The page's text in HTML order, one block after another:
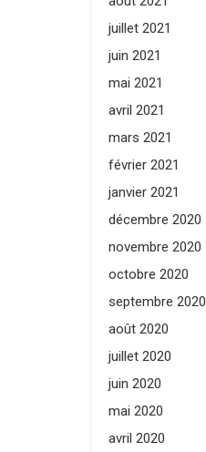
juillet 2021
juin 2021
mai 2021
avril 2021
mars 2021
février 2021
janvier 2021
décembre 2020
novembre 2020
octobre 2020
septembre 2020
août 2020
juillet 2020
juin 2020
mai 2020
avril 2020